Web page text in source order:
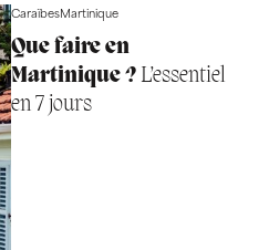
CaraïbesMartinique
Que faire en
Martinique ?L’essentiel
en 7 jours